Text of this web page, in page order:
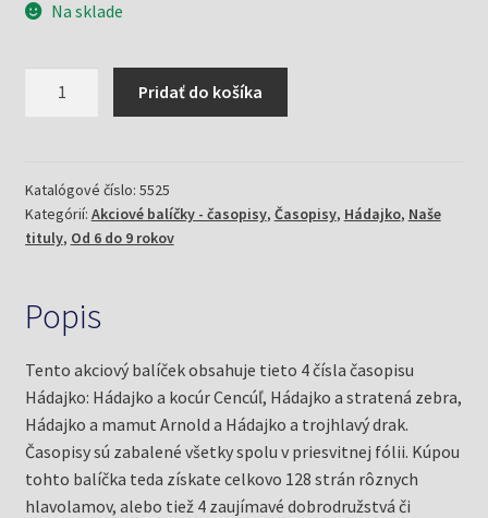
Na sklade
5/19
Pridať do košíka
Katalógové číslo: 5525
Kategórií: Akciové balíčky - časopisy, Časopisy, Hádajko, Naše
tituly, Od 6 do 9 rokov
Popis
Tento akciový balíček obsahuje tieto 4 čísla časopisu
Hádajko: Hádajko a kocúr Cencúľ, Hádajko a stratená zebra,
Hádajko a mamut Arnold a Hádajko a trojhlavý drak.
Časopisy sú zabalené všetky spolu v priesvitnej fólii. Kúpou
tohto balíčka teda získate celkovo 128 strán rôznych
hlavolamov, alebo tiež 4 zaujímavé dobrodružstvá či